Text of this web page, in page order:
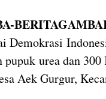
Demokrasi
pupuk urea dan
Aek Gurgur,